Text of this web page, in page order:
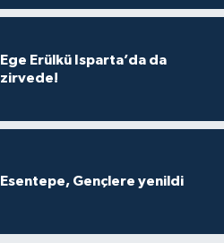
Ege Erülkü Isparta’da da
zirvede!
Esentepe, Gençlere yenildi